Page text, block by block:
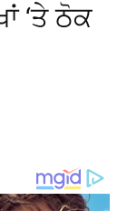
‘ਤੇ ਠੋਕ